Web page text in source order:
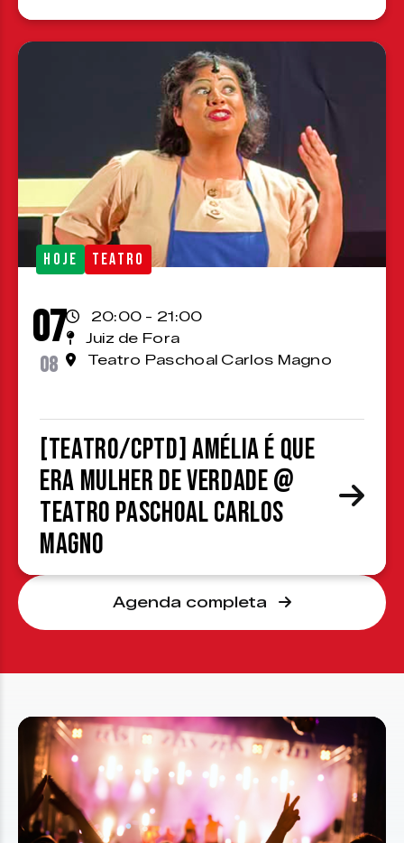
HOJE TEATRO
07
08
20:00 - 21:00
Juiz de Fora
Teatro Paschoal Carlos Magno
[TEATRO/CPTD] Amélia é que
era mulher de verdade @
Teatro Paschoal Carlos
Magno
Agenda completa